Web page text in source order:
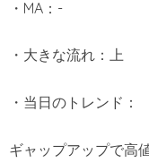
・MA：-
・大きな流れ：上
・当日のトレンド：
ギャップアップで高